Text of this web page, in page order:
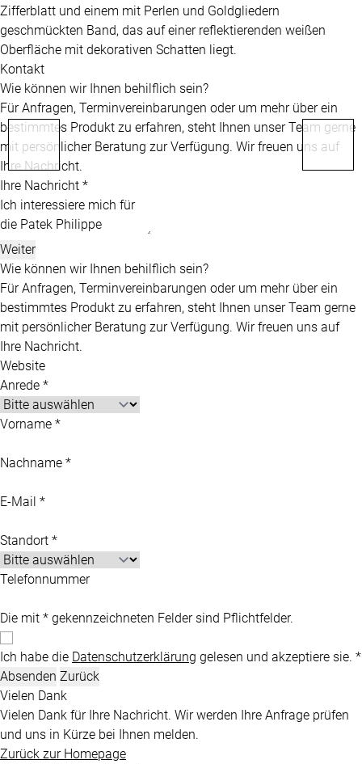
Kontakt
Wie können wir Ihnen behilflich sein?
Für Anfragen, Terminvereinbarungen oder um mehr über ein
bestimmtes Produkt zu erfahren, steht Ihnen unser Team gerne
mit persönlicher Beratung zur Verfügung. Wir freuen uns auf
Ihre Nachricht.
Ihre Nachricht *
Weiter
Wie können wir Ihnen behilflich sein?
Für Anfragen, Terminvereinbarungen oder um mehr über ein
bestimmtes Produkt zu erfahren, steht Ihnen unser Team gerne
mit persönlicher Beratung zur Verfügung. Wir freuen uns auf
Ihre Nachricht.
Website
Anrede *
Vorname *
Nachname *
E-Mail *
Standort *
Telefonnummer
Die mit * gekennzeichneten Felder sind Pflichtfelder.
Ich habe die Datenschutzerklärung gelesen und akzeptiere sie. *
Absenden Zurück
Vielen Dank
Vielen Dank für Ihre Nachricht. Wir werden Ihre Anfrage prüfen
und uns in Kürze bei Ihnen melden.
Zurück zur Homepage